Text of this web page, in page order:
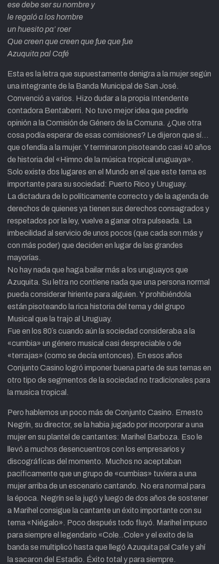
ese debe ser su nombre y
le regaló a los hombre
un huesito pa’ roer
Que creen que creen que fue que fue
Azuquita pal Café
Esta es la letra que supuestamente denigra a la mujer según
una integrante de la Banda Municipal de San José.
Convenció a varios. Hizo dudar a la propia Intendente
contadora Bentaberri. No tuvo mejor idea que pedirle
opinión a la Comisión de Género de la Comuna. ¿Que otra
cosa podía esperar de esas comisiones? Le dijeron que sí…
que ofendía a la mujer. Y terminaron pisoteando casi 40 años
de historia del «Himno de la música tropical uruguaya».
Solo existe dos lugares en el Mundo en el que este tema es
importante para su sociedad: Puerto Rico y Uruguay.
La dictadura de lo políticamente correcto y de la agenda de
derechos de quienes ya tienen sus derechos consagrados y
respetados por la ley, vuelve a ganar otra pulseada. La
imbecilidad al servicio de unos pocos (que cada son más y
con más poder) que deciden en lugar de las grandes
mayorías.
No hay nada que haga bailar más a los uruguayos que
Azuquita. Su letra no contiene nada que una persona normal
pueda considerar hiriente para alguien. Y prohibiéndola
están pisoteando la rica historia del tema y del grupo
Musical que la trajo al Uruguay.
Fue en los 80´s cuando aún la sociedad consideraba a la
«cumbia» un género musical casi despreciable o de
«terrajas» (como se decía entonces). En esos años
Conjunto Casino logró imponer buena parte de sus temas en
otro tipo de segmentos de la sociedad no tradicionales para
la musica tropical.
Pero hablemos un poco más de Conjunto Casino. Ernesto
Negrín, su director, se la habia jugado por incorporar a una
mujer en su plantel de cantantes: Marihel Barboza. Eso le
llevó a muchos desencuentros con los empresarios y
discográficas del momento. Muchos no aceptaban
pacíficamente que un grupo de «cumbias» tuviera a una
mujer arriba de un escenario cantando. No era normal para
la época. Negrín se la jugó y luego de dos años de sostener
a Marihel consigue la cantante un éxito importante con su
tema «Niégalo». Poco después todo fluyó. Marihel impuso
para siempre el legendario «Cole..Cole» y el exito de la
banda se multiplicó hasta que llegó Azuquita pal Cafe y ahí
la sacaron del Estadio. Éxito total y para siempre.